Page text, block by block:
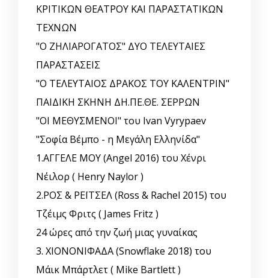
ΚΡΙΤΙΚΩΝ ΘΕΑΤΡΟΥ ΚΑΙ ΠΑΡΑΣΤΑΤΙΚΩΝ
ΤΕΧΝΩΝ
"Ο ΖΗΛΙΑΡΟΓΑΤΟΣ" ΔΥΟ ΤΕΛΕΥΤΑΙΕΣ
ΠΑΡΑΣΤΑΣΕΙΣ
"Ο ΤΕΛΕΥΤΑΙΟΣ ΔΡΑΚΟΣ ΤΟΥ ΚΑΛΕΝΤΡΙΝ"
ΠΑΙΔΙΚΗ ΣΚΗΝΗ ΔΗ.ΠΕ.ΘΕ. ΣΕΡΡΩΝ
"ΟΙ ΜΕΘΥΣΜΕΝΟΙ" του Ivan Vyrypaev
"Σοφία Βέμπο - η Μεγάλη Ελληνίδα"
1.ΑΓΓΕΛΕ ΜΟΥ (Angel 2016) του Χένρι
Νέιλορ ( Henry Naylor )
2.ΡΟΣ & ΡΕΪΤΣΕΛ (Ross & Rachel 2015) του
Τζέιμς Φριτς ( James Fritz )
24 ώρες από την ζωή μιας γυναίκας
3. ΧΙΟΝΟΝΙΦΑΔΑ (Snowflake 2018) του
Μάικ Μπάρτλετ ( Mike Bartlett )